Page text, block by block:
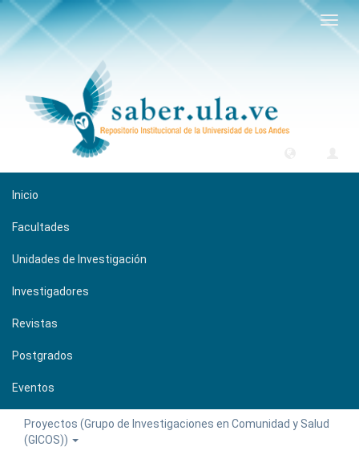
Inicio
Facultades
Unidades de Investigación
Investigadores
Revistas
Postgrados
Eventos
Proyectos (Grupo de Investigaciones en Comunidad y Salud
(GICOS))